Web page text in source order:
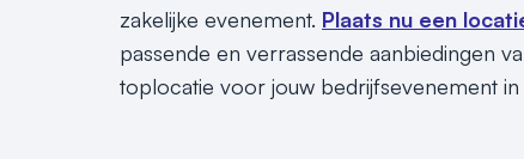
zakelijke evenement. Plaats nu een
passende en verrassende aanbiedingen
toplocatie voor jouw bedrijfsevenement